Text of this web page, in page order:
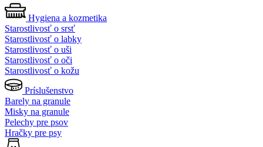
Hygiena a kozmetika
Starostlivosť o srsť
Starostlivosť o labky
Starostlivosť o uši
Starostlivosť o oči
Starostlivosť o kožu
Príslušenstvo
Barely na granule
Misky na granule
Pelechy pre psov
Hračky pre psy